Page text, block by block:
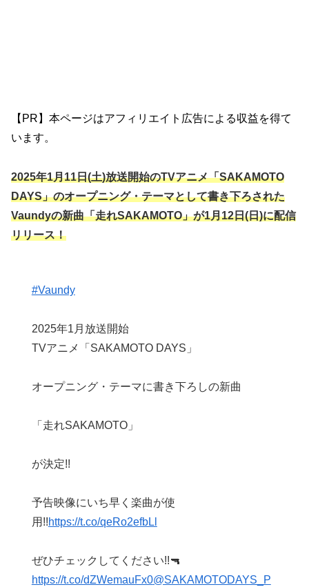
【PR】本ページはアフィリエイト広告による収益を得て
います。
2025年1月11日(土)放送開始のTVアニメ「SAKAMOTO
DAYS」のオープニング・テーマとして書き下ろされた
Vaundyの新曲「走れSAKAMOTO」が1月12日(日)に配信
リリース！
#Vaundy
2025年1月放送開始
TVアニメ「SAKAMOTO DAYS」
オープニング・テーマに書き下ろしの新曲
「走れSAKAMOTO」
が決定!!
予告映像にいち早く楽曲が使
用!!https://t.co/qeRo2efbLl
ぜひチェックしてください!!🔫
https://t.co/dZWemauFx0@SAKAMOTODAYS_P